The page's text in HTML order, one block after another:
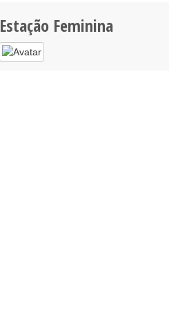
Estação Feminina